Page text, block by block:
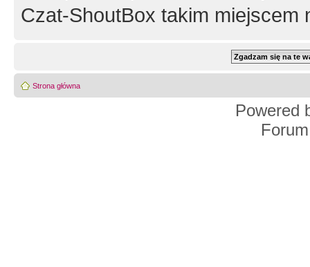
Czat-ShoutBox takim miejscem
Strona główna
Powered